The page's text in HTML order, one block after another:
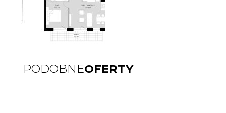
PODOBNEOFERTY